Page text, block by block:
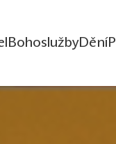
BohoslužbyDění